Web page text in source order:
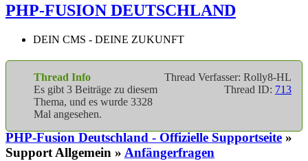
PHP-FUSION DEUTSCHLAND
DEIN CMS - DEINE ZUKUNFT
Thread Verfasser: Rolly8-HL
Thread ID: 713
Thread Info
Es gibt 3 Beiträge zu diesem
Thema, und es wurde 3328
Mal angesehen.
PHP-Fusion Deutschland - Offizielle Supportseite »
Support Allgemein » Anfängerfragen